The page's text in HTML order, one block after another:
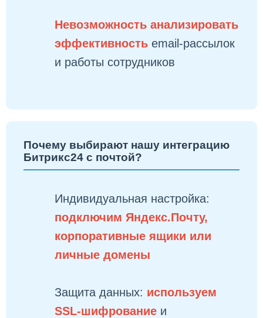
Невозможность анализировать
эффективность email-рассылок
и работы сотрудников
Почему выбирают нашу интеграцию
Битрикс24 с почтой?
Индивидуальная настройка:
подключим Яндекс.Почту,
корпоративные ящики или
личные домены
Защита данных: используем
SSL-шифрование и